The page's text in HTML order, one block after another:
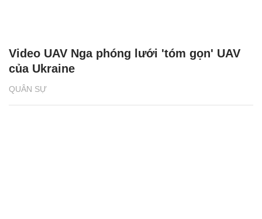
QUÂN SỰ
Video UAV Nga phóng lưới 'tóm gọn' UAV
của Ukraine